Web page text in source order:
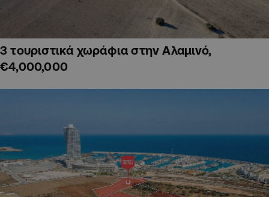
3 τουριστικά χωράφια στην Αλαμινό,
€4,000,000